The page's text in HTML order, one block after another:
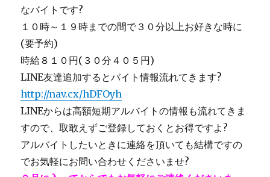
なバイトです?
１０時～１９時までの間で３０分以上お好きな時に
(要予約)
時給８１０円(３０分４０５円)
LINE友達追加するとバイト情報流れてきます?
http://nav.cx/hDFOyh
LINEからは高額短期アルバイトの情報も流れてきま
すので、取敢えずご登録しておくとお得ですよ?
アルバイトしたいときに連絡を頂いても結構ですの
でお気軽にお問い合わせくださいませ?